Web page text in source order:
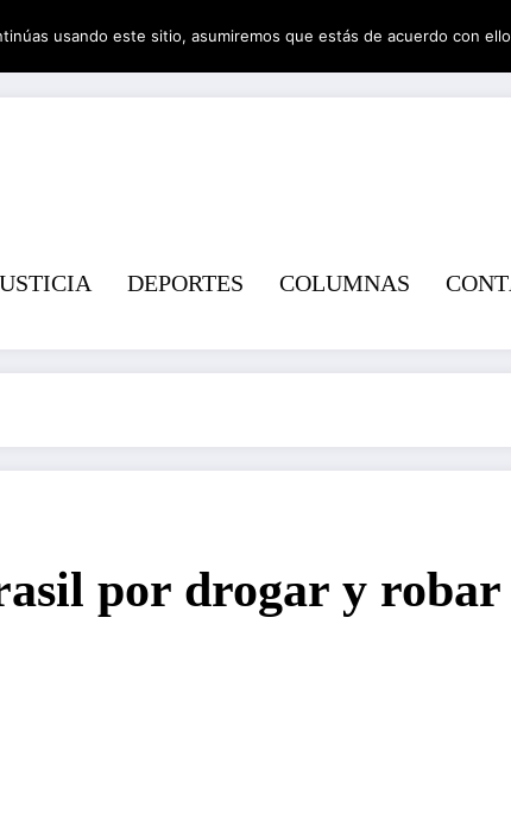
DEPORTES COLUMNAS
por drogar y robar
usando este sitio, asumiremos que estás de acuerdo con